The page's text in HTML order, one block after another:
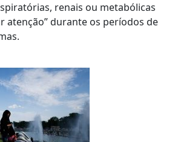
renais ou metabólicas
atenção” durante os períodos de